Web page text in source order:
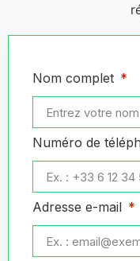
Nom complet
Numéro de
Adresse e-mail